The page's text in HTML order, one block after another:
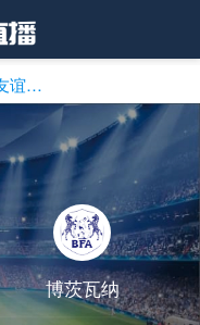
国际友谊直播
博茨瓦纳